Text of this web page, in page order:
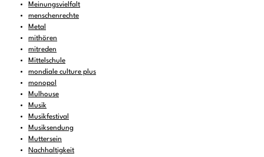
Meinungsvielfalt
menschenrechte
Metal
mithören
mitreden
Mittelschule
mondiale culture plus
monopol
Mulhouse
Musik
Musikfestival
Musiksendung
Muttersein
Nachhaltigkeit